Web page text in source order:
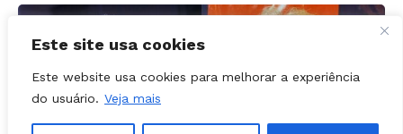
Este site usa cookies
Este website usa cookies para melhorar a experiência
do usuário. Veja mais